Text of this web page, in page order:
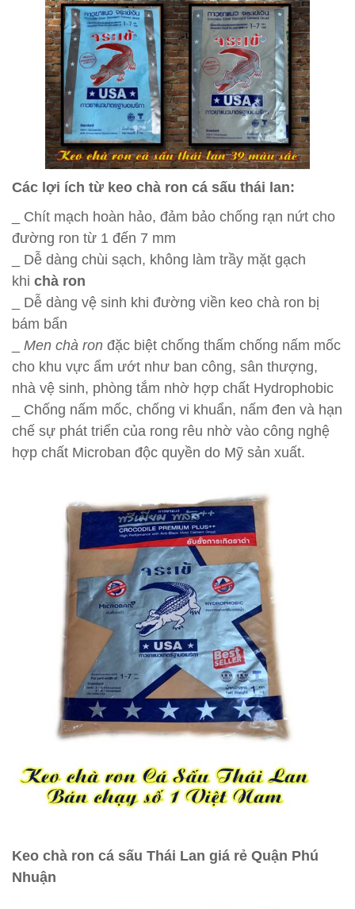
Các lợi ích từ keo chà ron cá sấu thái lan:
_ Chít mạch hoàn hảo, đảm bảo chống rạn nứt cho
đường ron từ 1 đến 7 mm
_ Dễ dàng chùi sạch, không làm trầy mặt gạch
khi chà ron
_ Dễ dàng vệ sinh khi đường viền keo chà ron bị
bám bẩn
Men chà ron đặc biệt chống thấm chống nấm mốc
cho khu vực ẩm ướt như ban công, sân thượng,
nhà vệ sinh, phòng tắm nhờ hợp chất Hydrophobic
_ Chống nấm mốc, chống vi khuẩn, nấm đen và hạn
chế sự phát triển của rong rêu nhờ vào công nghệ
hợp chất Microban độc quyền do Mỹ sản xuất.
Keo chà ron cá sấu Thái Lan giá rẻ Quận Phú
Nhuận